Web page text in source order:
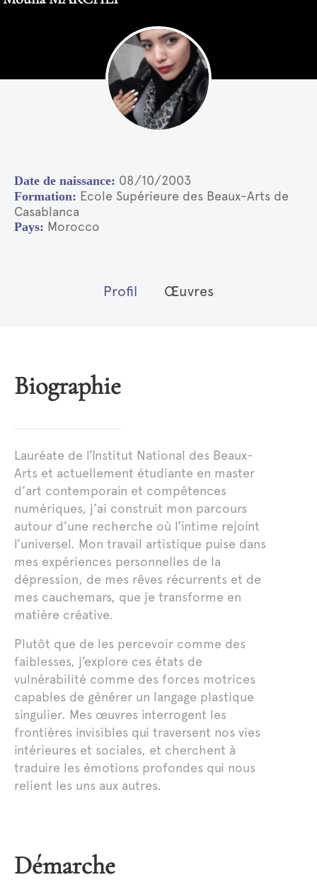
08/10/2003
Ecole Supérieure des Beaux-Arts de
Casablanca
Morocco
Profil Œuvres
Biographie
Lauréate de l’Institut National des Beaux-
Arts et actuellement étudiante en master
d’art contemporain et compétences
numériques, j’ai construit mon parcours
autour d’une recherche où l’intime rejoint
l’universel. Mon travail artistique puise dans
mes expériences personnelles de la
dépression, de mes rêves récurrents et de
mes cauchemars, que je transforme en
matière créative.
Plutôt que de les percevoir comme des
faiblesses, j’explore ces états de
vulnérabilité comme des forces motrices
capables de générer un langage plastique
singulier. Mes œuvres interrogent les
frontières invisibles qui traversent nos vies
intérieures et sociales, et cherchent à
traduire les émotions profondes qui nous
relient les uns aux autres.
Démarche